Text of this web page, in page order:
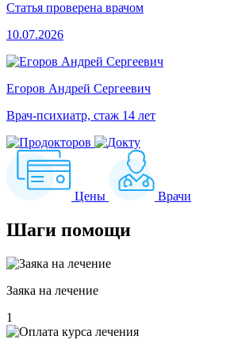
Статья проверена врачом
10.07.2026
Егоров Андрей Сергеевич
Врач-психиатр, стаж 14 лет
Цены Врачи
Шаги помощи
Заяка на лечение
1